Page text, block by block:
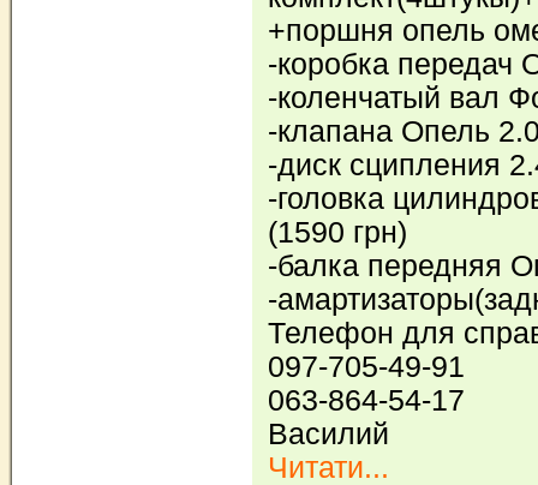
+поршня опель
-коробка передач
-коленчатый вал
-клапана Опель
-диск сципления
-головка
(1590 грн)
-балка передняя
-
Телефон для
097-705-49-91
063-864-54-17
Василий
Читати...